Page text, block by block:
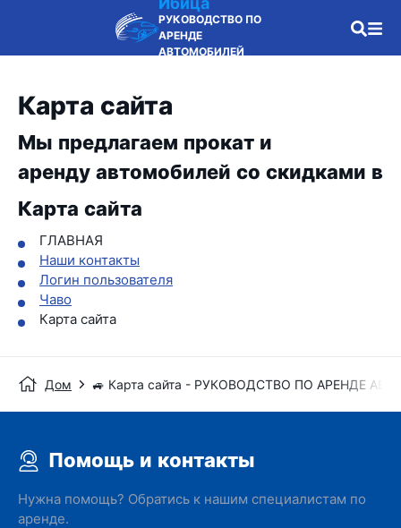
РУКОВОДСТВО ПО
АРЕНДЕ
АВТОМОБИЛЕЙ
Карта сайта
Мы предлагаем прокат и
аренду автомобилей со скидками в
Карта сайта
ГЛАВНАЯ
Наши контакты
Логин пользователя
Чаво
Карта сайта
Дом 🚙 Карта сайта - РУКОВОДСТВО ПО АРЕНДЕ
Помощь и контакты
Нужна помощь? Обратись к нашим специалистам по
аренде.